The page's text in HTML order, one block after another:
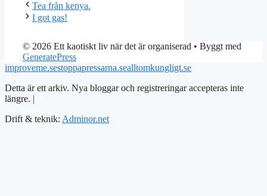
Tea från kenya.
I got gas!
© 2026 Ett kaotiskt liv när det är organiserad • Byggt med
GeneratePress
improveme.sestoppapressarna.sealltomkungligt.se
Detta är ett arkiv. Nya bloggar och registreringar accepteras inte
längre. |
Drift & teknik: Adminor.net